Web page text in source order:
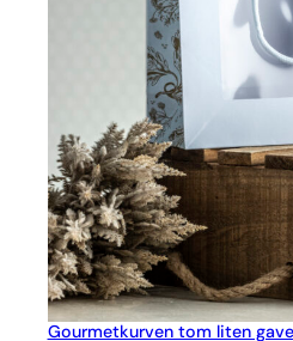
Gourmetkurven tom liten